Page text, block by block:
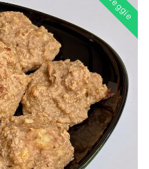
Veggie